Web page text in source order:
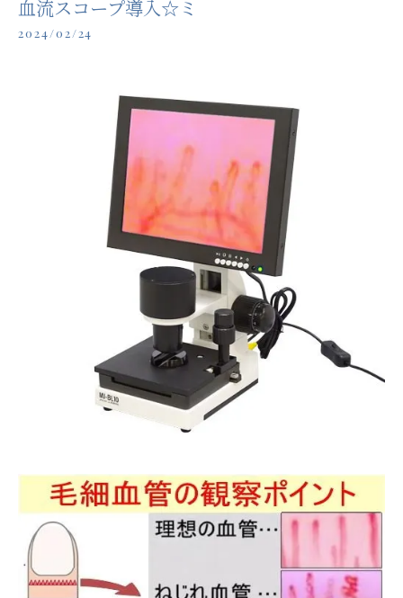
血流スコープ導入☆ミ
2024/02/24